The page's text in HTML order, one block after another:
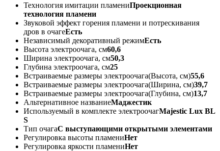
Технология имитации пламениПроекционная
технология пламени
Звуковой эффект горения пламени и потрескивания
дров в очагеЕсть
Независимый декоративный режимЕсть
Высота электроочага, см60,6
Ширина электроочага, см50,3
Глубина электроочага, см25
Встраиваемые размеры электроочага(Высота, см)55,6
Встраиваемые размеры электроочага(Ширина, см)39,7
Встраиваемые размеры электроочага(Глубина, см)13,7
Альтернативное названиеМаджестик
Используемый в комплекте электроочагMajestic Lux BL
S
Тип очагаС выступающими открытыми элементами
Регулировка высоты пламениНет
Регулировка яркости пламениНет